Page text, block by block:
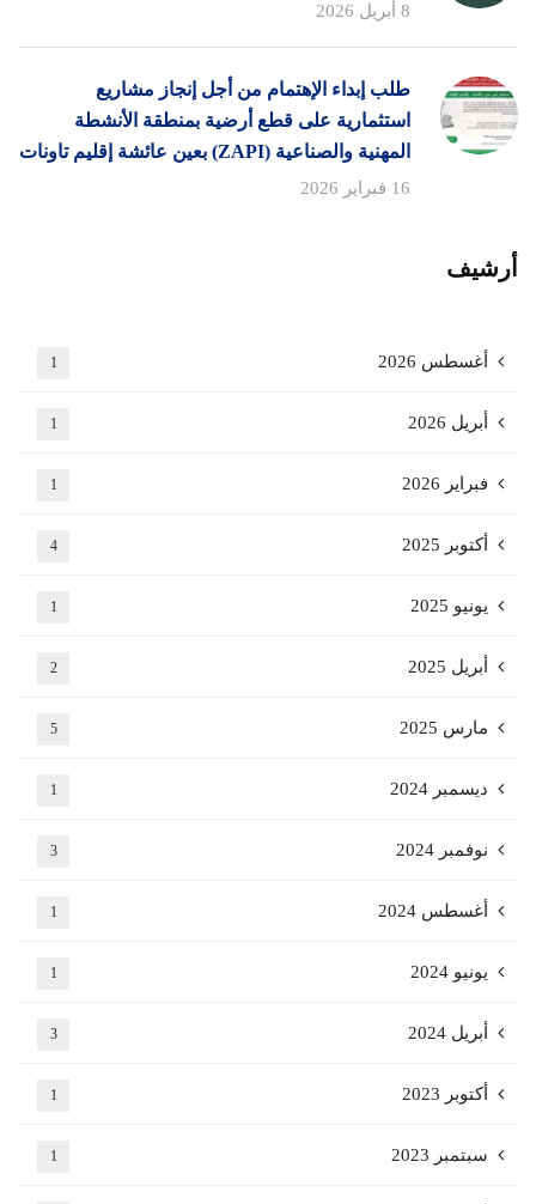
8 أبريل 2026
طلب إبداء الإهتمام من أجل إنجاز مشاريع
استثمارية على قطع أرضية بمنطقة الأنشطة
المهنية والصناعية (ZAPI) بعين عائشة إقليم تاونات
16 فبراير 2026
أرشيف
أغسطس 2026 1
أبريل 2026 1
فبراير 2026 1
أكتوبر 2025 4
يونيو 2025 1
أبريل 2025 2
مارس 2025 5
ديسمبر 2024 1
نوفمبر 2024 3
أغسطس 2024 1
يونيو 2024 1
أبريل 2024 3
أكتوبر 2023 1
سبتمبر 2023 1